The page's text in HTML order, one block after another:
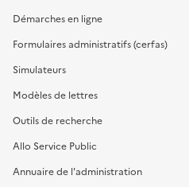
Démarches en ligne
Formulaires administratifs (cerfas)
Simulateurs
Modèles de lettres
Outils de recherche
Allo Service Public
Annuaire de l'administration